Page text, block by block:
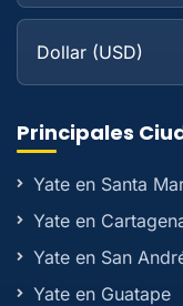
Principales
Yate en Santa
Yate en
Yate en San
Yate en Guatape